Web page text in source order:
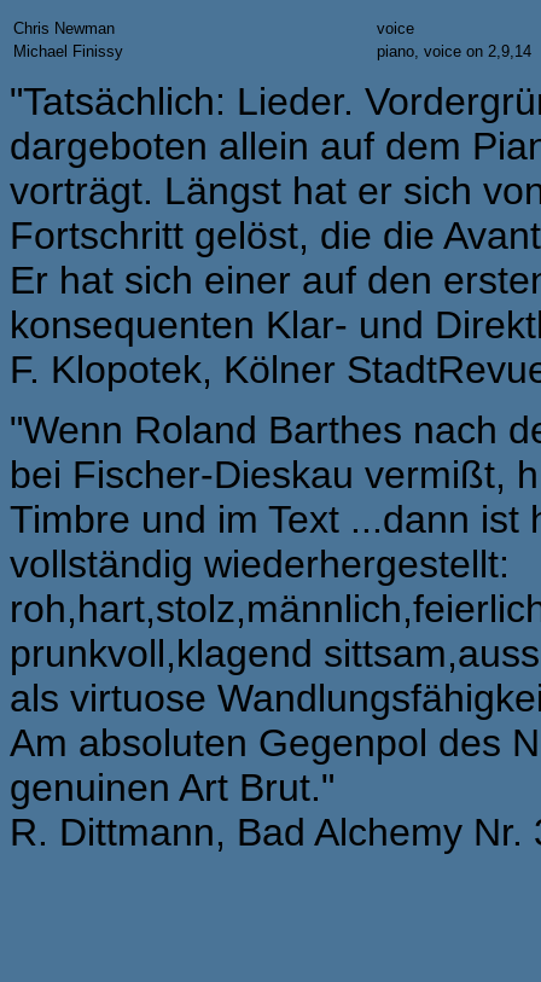
Chris Newman
voice
Michael Finissy
piano, voice on 2,9,14
"Tatsächlich: Lieder.
dargeboten allein auf dem
vorträgt. Längst hat er sich
Fortschritt gelöst, die die
Er hat sich einer auf den
konsequenten Klar- und
F. Klopotek, Kölner
"Wenn Roland Barthes nach
bei Fischer-Dieskau vermißt,
Timbre und im Text ...dann
vollständig wiederhergestellt:
prunkvoll,klagend
als virtuose
Am absoluten Gegenpol des
genuinen Art Brut."
R. Dittmann, Bad Alchemy Nr.